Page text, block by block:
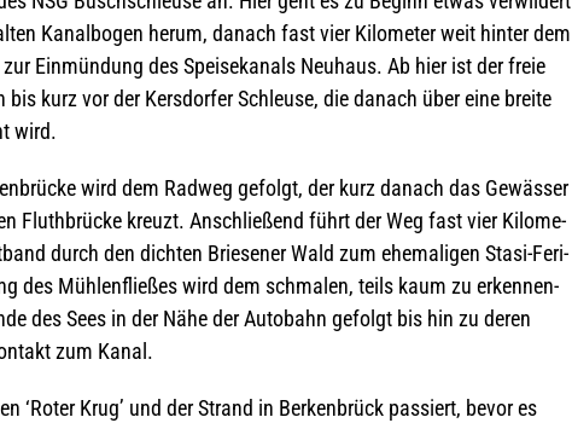
Kanal­bo­gen herum, danach fast vier Kilo­me­ter weit hin­ter dem
Ein­mün­dung des Spei­se­ka­nals Neu­haus. Ab hier ist der freie
kurz vor der Kers­dor­fer Schleuse, die danach über eine breite
wird.
wird dem Rad­weg gefolgt, der kurz danach das Gewäs­ser
Fluth­brü­cke kreuzt. Anschlie­ßend führt der Weg fast vier Kilo­me­
durch den dich­ten Brie­se­ner Wald zum ehe­ma­li­gen Stasi-Feri­
des Müh­len­flie­ßes wird dem schma­len, teils kaum zu erken­nen­
des Sees in der Nähe der Auto­bahn gefolgt bis hin zu deren
zum Kanal.
‘Roter Krug’ und der Strand in Berken­brück pas­siert, bevor es